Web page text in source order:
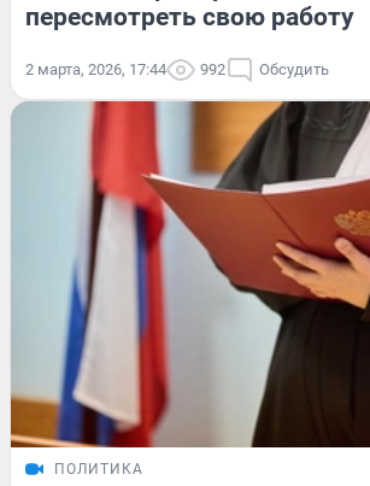
пересмотреть свою работу
2 марта, 2026, 17:44 992 Обсудить
ПОЛИТИКА